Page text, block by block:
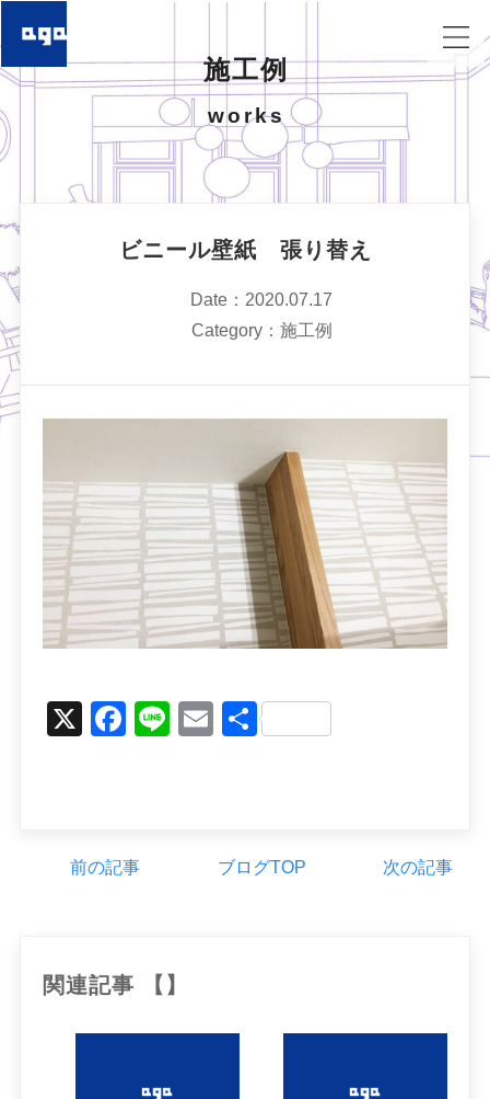
施工例
works
ビニール壁紙 張り替え
Date：2020.07.17
Category：施工例
X Facebook
LineEmailShare
前の記事 ブログTOP 次の記事
関連記事 【】